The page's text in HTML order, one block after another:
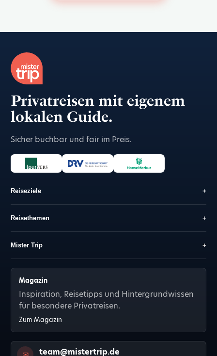
Privatreisen mit eigenem
lokalen Guide.
Sicher buchbar und fair im Preis.
Reiseziele +
Reisethemen +
Mister Trip +
Magazin
Inspiration, Reisetipps und Hintergrundwissen
für besondere Privatreisen.
Zum Magazin
team@mistertrip.de